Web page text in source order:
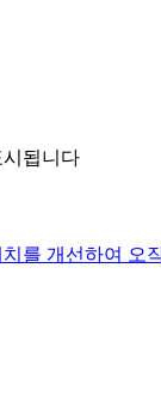
시됩니다
를 개선하여 오